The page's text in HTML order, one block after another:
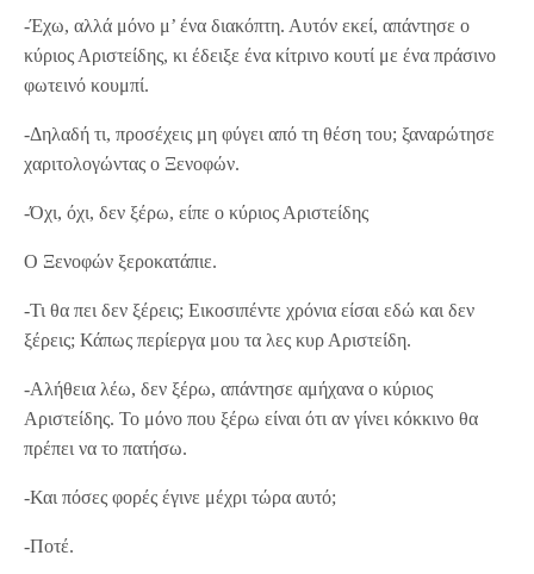
-Έχω, αλλά μόνο μ’ ένα διακόπτη. Αυτόν εκεί, απάντησε ο
κύριος Αριστείδης, κι έδειξε ένα κίτρινο κουτί με ένα πράσινο
φωτεινό κουμπί.
-Δηλαδή τι, προσέχεις μη φύγει από τη θέση του; ξαναρώτησε
χαριτολογώντας ο Ξενοφών.
-Όχι, όχι, δεν ξέρω, είπε ο κύριος Αριστείδης
Ο Ξενοφών ξεροκατάπιε.
-Τι θα πει δεν ξέρεις; Εικοσιπέντε χρόνια είσαι εδώ και δεν
ξέρεις; Κάπως περίεργα μου τα λες κυρ Αριστείδη.
-Αλήθεια λέω, δεν ξέρω, απάντησε αμήχανα ο κύριος
Αριστείδης. Το μόνο που ξέρω είναι ότι αν γίνει κόκκινο θα
πρέπει να το πατήσω.
-Και πόσες φορές έγινε μέχρι τώρα αυτό;
-Ποτέ.